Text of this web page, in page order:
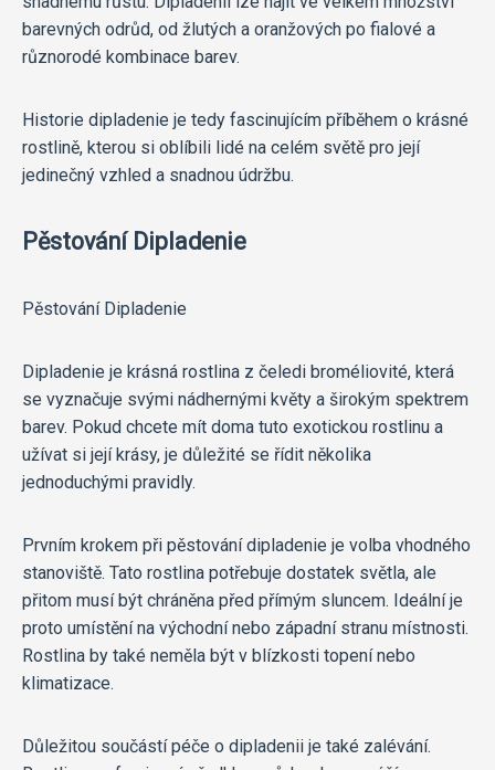
barevných odrůd, od žlutých a oranžových po fialové a
různorodé kombinace barev.
Historie dipladenie je tedy fascinujícím příběhem o krásné
rostlině, kterou si oblíbili lidé na celém světě pro její
jedinečný vzhled a snadnou údržbu.
Pěstování Dipladenie
Pěstování Dipladenie
Dipladenie je krásná rostlina z čeledi broméliovité, která
se vyznačuje svými nádhernými květy a širokým spektrem
barev. Pokud chcete mít doma tuto exotickou rostlinu a
užívat si její krásy, je důležité se řídit několika
jednoduchými pravidly.
Prvním krokem při pěstování dipladenie je volba vhodného
stanoviště. Tato rostlina potřebuje dostatek světla, ale
přitom musí být chráněna před přímým sluncem. Ideální je
proto umístění na východní nebo západní stranu místnosti.
Rostlina by také neměla být v blízkosti topení nebo
klimatizace.
Důležitou součástí péče o dipladenii je také zalévání.